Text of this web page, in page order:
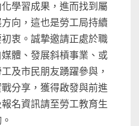
學習成果，進而找到屬
向，這也是勞工局持續
衷。誠摯邀請正處於職
體、發展斜槓事業、或
及市民朋友踴躍參與，
分享，獲得啟發與前進
名資訊請至勞工教育生